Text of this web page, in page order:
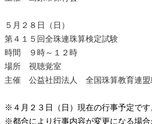
５月２８日（日）
第４１５回全珠連珠算検定試験
時間 ９時～１２時
場所 視聴覚室
主催 公益社団法人 全国珠算教育連盟
※４月２３日（日）現在の行事予定です
※都合により行事内容が変更になる場合